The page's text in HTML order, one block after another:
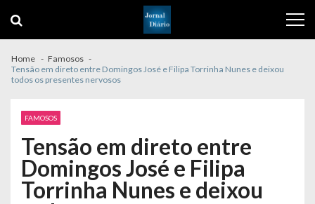
navigation
content
Home
Famosos
Tensão em direto entre Domingos José e Filipa Torrinha Nunes e deixou
todos os presentes nervosos
FAMOSOS
Tensão em direto entre
Domingos José e Filipa
Torrinha Nunes e deixou